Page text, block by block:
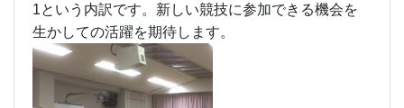
1という内訳です。新しい競技に参加できる機会を
生かしての活躍を期待します。